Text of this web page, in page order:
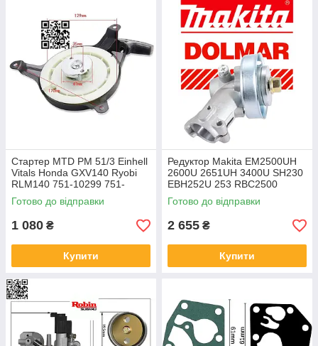
Стартер MTD PM 51/3 Einhell
Vitals Honda GXV140 Ryobi
RLM140 751-10299 751-
11720 751-12683 28400-ZG9-
803 28400-ZG9-8022
28400ZG980
Готово до відправки
1 080 ₴
Купити
Редуктор Makita EM2500UH
2600U 2651UH 3400U SH230
EBH252U 253 RBC2500
DUR361U DA00000453
DA00000324 125476-1
6193001005 126262-3
Готово до відправки
2 655 ₴
Купити